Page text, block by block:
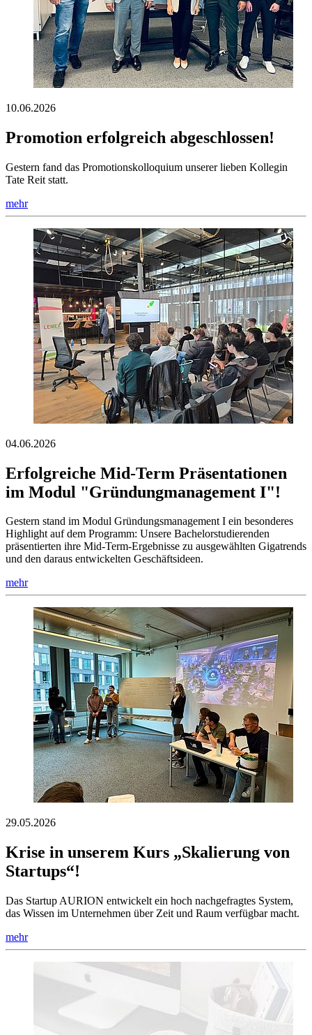
10.06.2026
Promotion erfolgreich abgeschlossen!
Gestern fand das Promotionskolloquium unserer lieben Kollegin
Tate Reit statt.
mehr
04.06.2026
Erfolgreiche Mid-Term Präsentationen
im Modul "Gründungmanagement I"!
Gestern stand im Modul Gründungsmanagement I ein besonderes
Highlight auf dem Programm: Unsere Bachelorstudierenden
präsentierten ihre Mid-Term-Ergebnisse zu ausgewählten Gigatrends
und den daraus entwickelten Geschäftsideen.
mehr
29.05.2026
Krise in unserem Kurs „Skalierung von
Startups“!
Das Startup AURION entwickelt ein hoch nachgefragtes System,
das Wissen im Unternehmen über Zeit und Raum verfügbar macht.
mehr